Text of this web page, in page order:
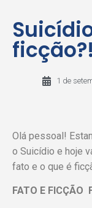
ficção?!
1 de
Olá pessoal!
o Suicídio e hoje
fato e o que é
FATO E FICÇÃO